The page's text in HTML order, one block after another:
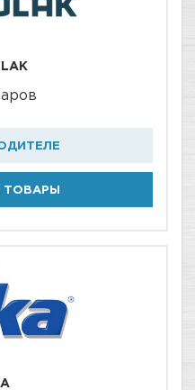
ТОВАРЫ